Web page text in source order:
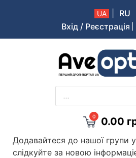
UA
RU
Вхід / Реєстрація
Aveopt – оптова дропшипінг
PRODUCTS
SEARCH
0 0.00
Додавайтеся до нашої групи
слідкуйте за новою